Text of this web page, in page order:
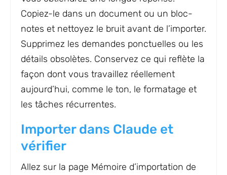
Copiez-le dans un document ou un bloc-
notes et nettoyez le bruit avant de l’importer.
Supprimez les demandes ponctuelles ou les
détails obsolètes. Conservez ce qui reflète la
façon dont vous travaillez réellement
aujourd’hui, comme le ton, le formatage et
les tâches récurrentes.
Importer dans Claude et
vérifier
Allez sur la page Mémoire d’importation de